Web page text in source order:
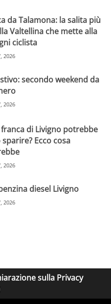
da Talamona: la salita più
Valtellina che mette alla
ciclista
2026
secondo weekend da
2026
franca di Livigno potrebbe
Ecco cosa
2026
diesel Livigno
2026
sulla Privacy